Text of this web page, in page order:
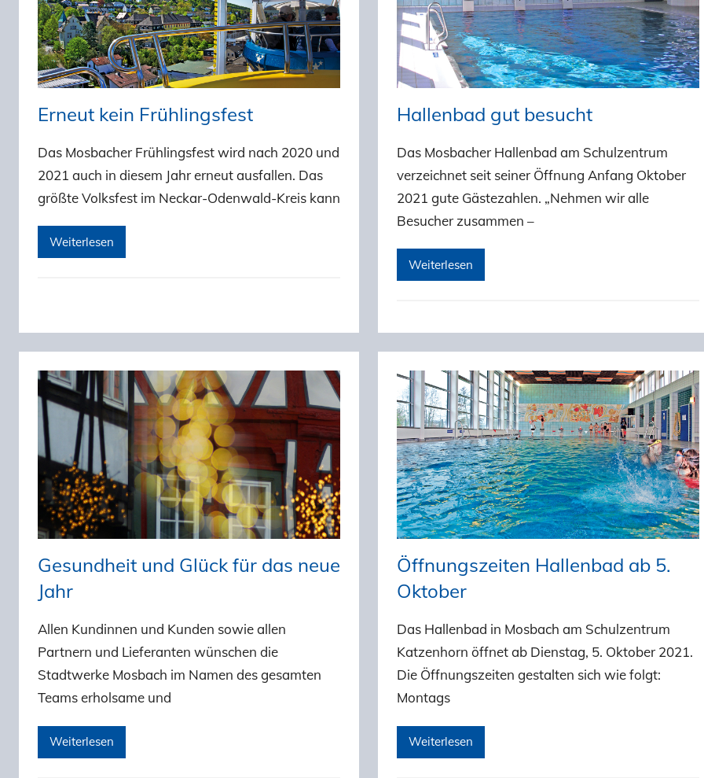
Erneut kein Frühlingsfest
Das Mosbacher Frühlingsfest wird nach 2020 und
2021 auch in diesem Jahr erneut ausfallen. Das
größte Volksfest im Neckar-Odenwald-Kreis kann
Weiterlesen
Hallenbad gut besucht
Das Mosbacher Hallenbad am Schulzentrum
verzeichnet seit seiner Öffnung Anfang Oktober
2021 gute Gästezahlen. „Nehmen wir alle
Besucher zusammen –
Weiterlesen
Gesundheit und Glück für das neue
Jahr
Allen Kundinnen und Kunden sowie allen
Partnern und Lieferanten wünschen die
Stadtwerke Mosbach im Namen des gesamten
Teams erholsame und
Weiterlesen
Öffnungszeiten Hallenbad ab 5.
Oktober
Das Hallenbad in Mosbach am Schulzentrum
Katzenhorn öffnet ab Dienstag, 5. Oktober 2021.
Die Öffnungszeiten gestalten sich wie folgt:
Montags
Weiterlesen